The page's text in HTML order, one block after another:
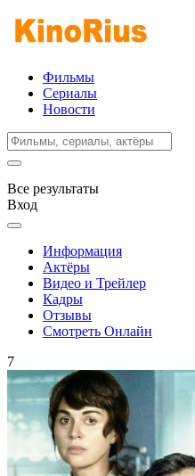
Фильмы
Сериалы
Новости
Все результаты
Вход
Информация
Актёры
Видео и Трейлер
Кадры
Отзывы
Смотреть Онлайн
7